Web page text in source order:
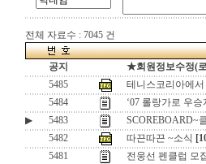
전체 자료수 : 7045 건
공지
★회원정보수정(
5485
테니스코리아에
5484
‘07 롤랑가로 우승
▶
5483
SCOREBOARD~
5482
따끈따끈 ~소식
5481
전웅선 펜클럽 모